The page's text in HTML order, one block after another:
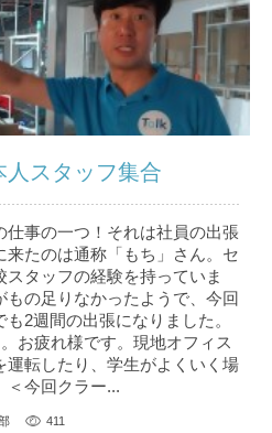
スタッフ集合
仕事の一つ！それは社員の出張
たのは通称「もち」さん。セ
タッフの経験を持っていま
の足りなかったようで、今回
2週間の出張になりました。
お疲れ様です。現地オフィス
運転したり、学生がよくいく場
＜今回クラー...
411